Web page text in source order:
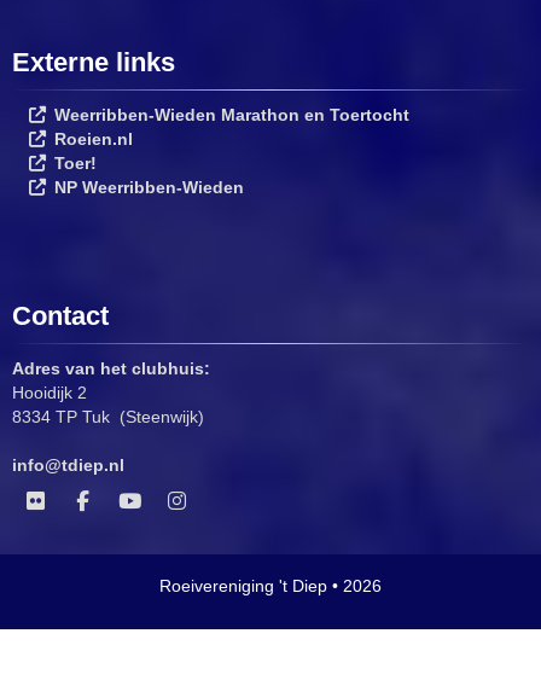
Externe links
Weerribben-Wieden Marathon en Toertocht
Roeien.nl
Toer!
NP Weerribben-Wieden
Contact
Adres van het clubhuis:
Hooidijk 2
8334 TP Tuk (Steenwijk)
ofni@tdiep.nl
Roeivereniging 't Diep • 2026